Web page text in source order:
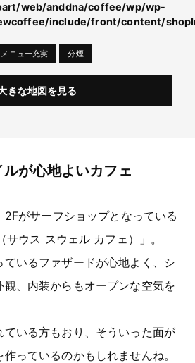
web/anddna/coffee/wp/wp-
include/front/content/
ニュー充実 分煙
きな地図を見る
が心地よいカフェ
2Fがサーフショップとなっている
ウス スウェル カフェ）」。
いるファザードが心地よく、シ
観、内装からもオープンな空気を
いる方もおり、そういった面が
っているのかもしれませんね。